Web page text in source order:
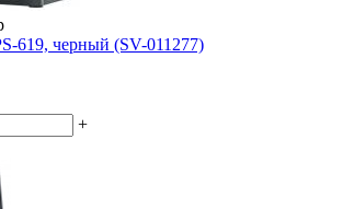
619, черный (SV-011277)
+